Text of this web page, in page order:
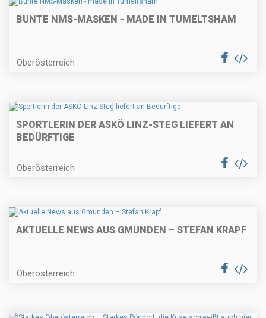
BUNTE NMS-MASKEN - MADE IN TUMELTSHAM
Oberösterreich
SPORTLERIN DER ASKÖ LINZ-STEG LIEFERT AN
BEDÜRFTIGE
Oberösterreich
AKTUELLE NEWS AUS GMUNDEN – STEFAN KRAPF
Oberösterreich